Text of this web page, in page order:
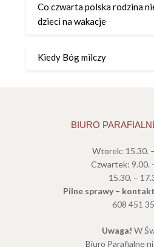
Co czwarta polska rodzina
dzieci na wakacje
Kiedy Bóg milczy
BIURO
Wtorek: 15.30.
Czwartek: 9.00.
15.30. –
Pilne sprawy –
608 451
Uwaga! W
Biuro Parafialne